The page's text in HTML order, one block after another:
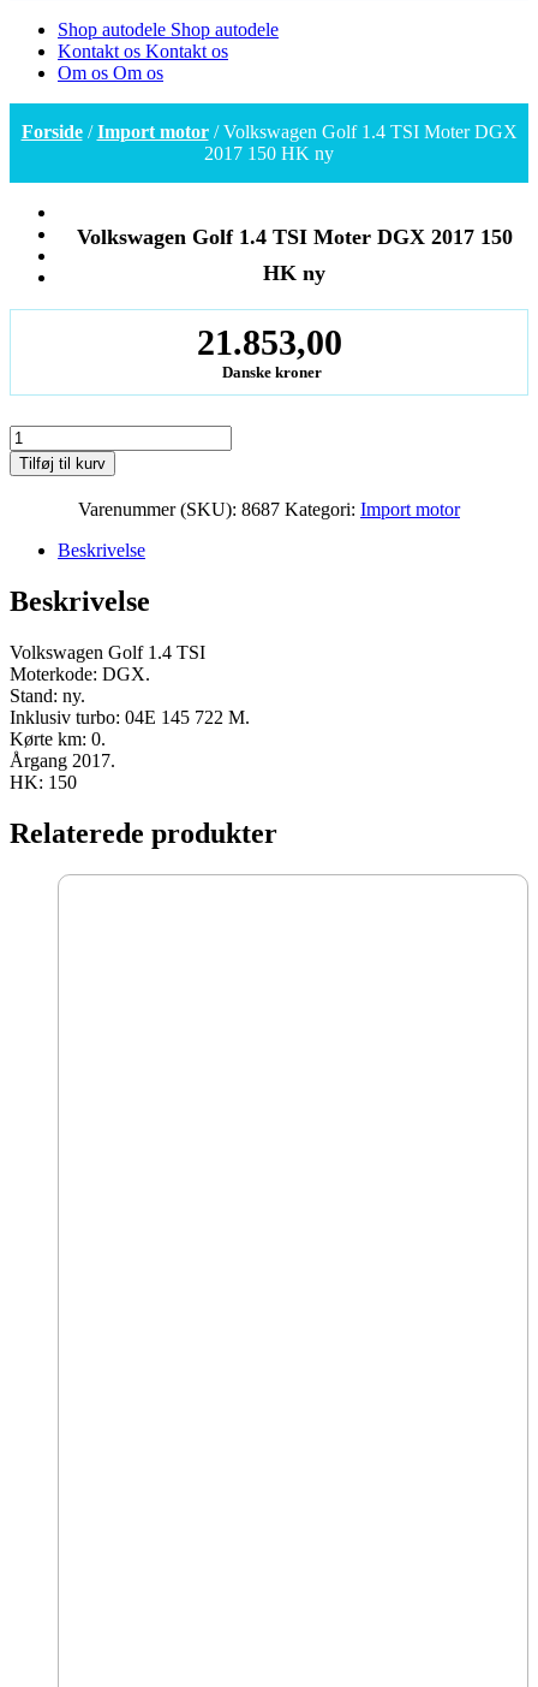
Shop autodele Shop autodele
Kontakt os Kontakt os
Om os Om os
Forside/Import motor/ Volkswagen Golf 1.4 TSI Moter DGX
2017 150 HK ny
Volkswagen Golf 1.4 TSI Moter DGX 2017 150
HK ny
21.853,00
Danske kroner
Volkswagen
Golf
1.4
HK
antal
Tilføj til kurv
Varenummer (SKU): 8687 Kategori: Import motor
Beskrivelse
Beskrivelse
Volkswagen Golf 1.4 TSI
Moterkode: DGX.
Stand: ny.
Inklusiv turbo: 04E 145 722 M.
Kørte km: 0.
Årgang 2017.
HK: 150
Relaterede produkter